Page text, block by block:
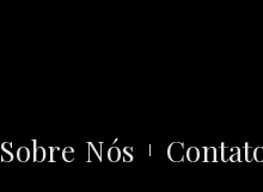
Sobre Nós